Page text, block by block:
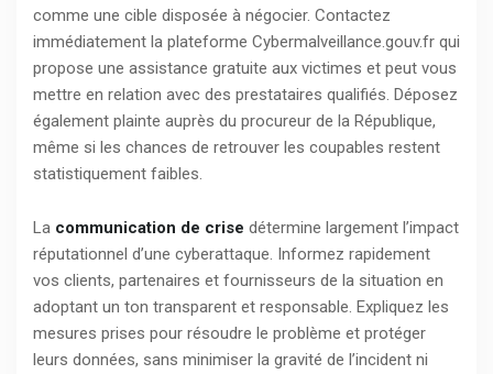
comme une cible disposée à négocier. Contactez
immédiatement la plateforme Cybermalveillance.gouv.fr qui
propose une assistance gratuite aux victimes et peut vous
mettre en relation avec des prestataires qualifiés. Déposez
également plainte auprès du procureur de la République,
même si les chances de retrouver les coupables restent
statistiquement faibles.
La communication de crise détermine largement l’impact
réputationnel d’une cyberattaque. Informez rapidement
vos clients, partenaires et fournisseurs de la situation en
adoptant un ton transparent et responsable. Expliquez les
mesures prises pour résoudre le problème et protéger
leurs données, sans minimiser la gravité de l’incident ni